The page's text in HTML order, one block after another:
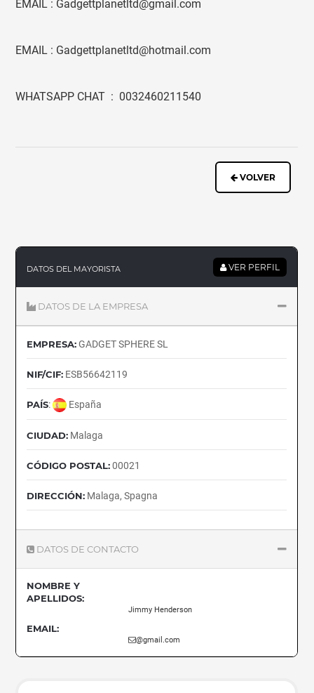
EMAIL : Gadgettplanetltd@gmail.com
EMAIL : Gadgettplanetltd@hotmail.com
WHATSAPP CHAT : 0032460211540
VOLVER
DATOS DEL MAYORISTA VER PERFIL
DATOS DE LA EMPRESA
EMPRESA:GADGET SPHERE SL
NIF/CIF: ESB56642119
PAÍS: España
CIUDAD: Malaga
CÓDIGO POSTAL:00021
DIRECCIÓN: Malaga, Spagna
DATOS DE CONTACTO
NOMBRE Y
APELLIDOS:
Jimmy Henderson
EMAIL:
@gmail.com